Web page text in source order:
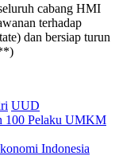
cabang HMI
terhadap
dan bersiap turun
UUD
100 Pelaku UMKM
Indonesia